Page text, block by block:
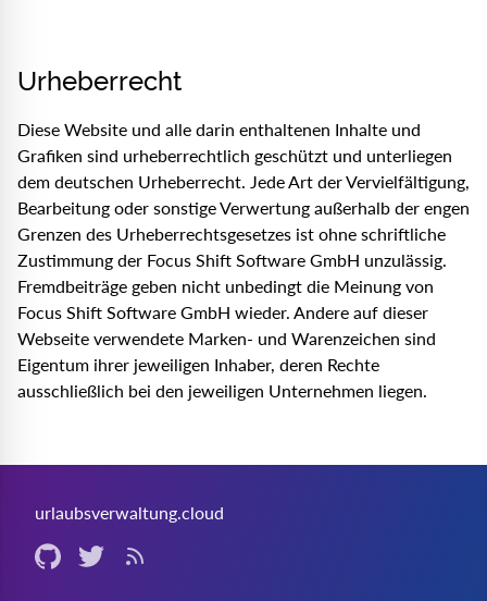
Urheberrecht
Diese Website und alle darin enthaltenen Inhalte und
Grafiken sind urheberrechtlich geschützt und unterliegen
dem deutschen Urheberrecht. Jede Art der Vervielfältigung,
Bearbeitung oder sonstige Verwertung außerhalb der engen
Grenzen des Urheberrechtsgesetzes ist ohne schriftliche
Zustimmung der Focus Shift Software GmbH unzulässig.
Fremdbeiträge geben nicht unbedingt die Meinung von
Focus Shift Software GmbH wieder. Andere auf dieser
Webseite verwendete Marken- und Warenzeichen sind
Eigentum ihrer jeweiligen Inhaber, deren Rechte
ausschließlich bei den jeweiligen Unternehmen liegen.
urlaubsverwaltung.cloud